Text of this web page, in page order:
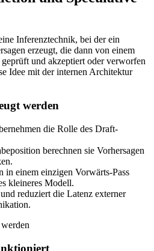
Inferenztechnik, bei der ein
erzeugt, die dann von einem
und akzeptiert oder verworfen
Idee mit der internen Architektur
werden
die Rolle des Draft-
berechnen sie Vorhersagen
in einem einzigen Vorwärts-Pass
kleineres Modell.
reduziert die Latenz externer